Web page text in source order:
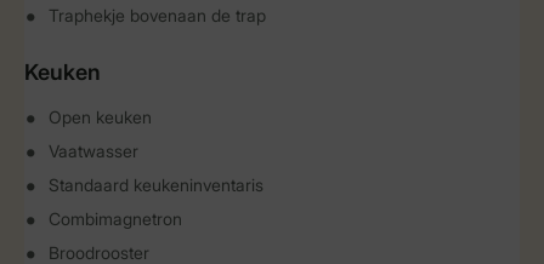
Traphekje bovenaan de trap
Keuken
Open keuken
Vaatwasser
Standaard keukeninventaris
Combimagnetron
Broodrooster